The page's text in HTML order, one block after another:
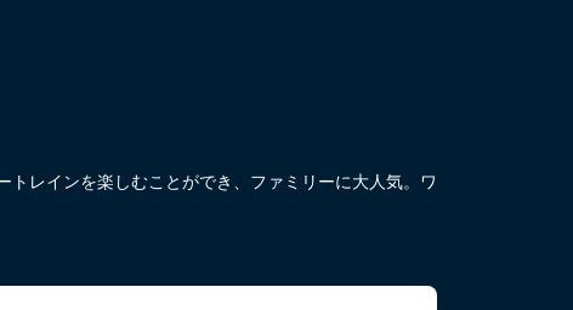
レインを楽しむことができ、ファミリーに大人気。ワ